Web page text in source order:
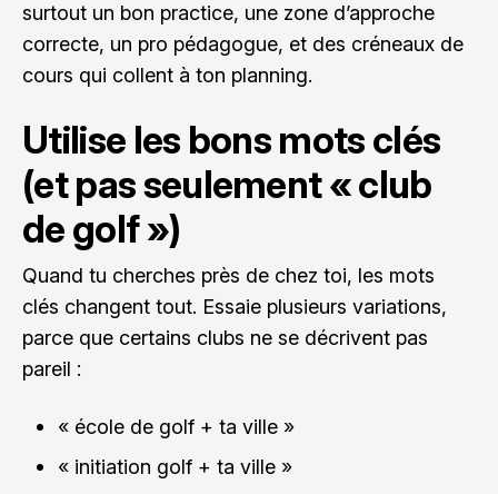
surtout un bon practice, une zone d’approche
correcte, un pro pédagogue, et des créneaux de
cours qui collent à ton planning.
Utilise les bons mots clés
(et pas seulement « club
de golf »)
Quand tu cherches près de chez toi, les mots
clés changent tout. Essaie plusieurs variations,
parce que certains clubs ne se décrivent pas
pareil :
« école de golf + ta ville »
« initiation golf + ta ville »